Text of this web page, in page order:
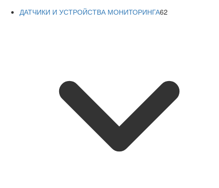
ДАТЧИКИ И УСТРОЙСТВА МОНИТОРИНГА62